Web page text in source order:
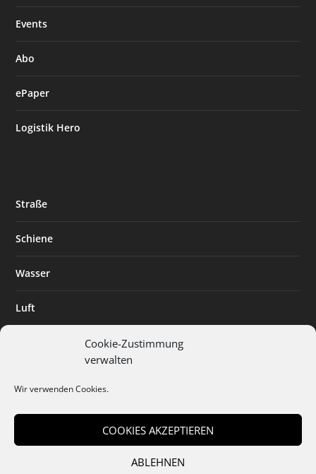
Cookie-Zustimmung
verwalten
Wir verwenden Cookies.
COOKIES AKZEPTIEREN
ABLEHNEN
Events
Abo
ePaper
Logistik Hero
Straße
Schiene
Wasser
Luft
Digitalisierung